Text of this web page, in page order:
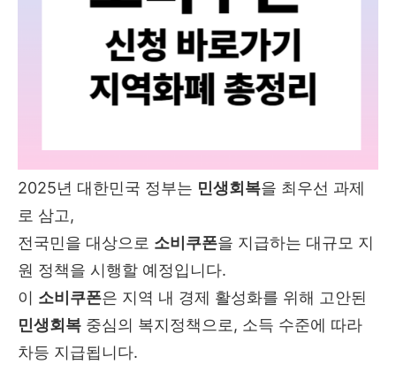
2025년 대한민국 정부는 민생회복을 최우선 과제
로 삼고,
전국민을 대상으로 소비쿠폰을 지급하는 대규모 지
원 정책을 시행할 예정입니다.
이 소비쿠폰은 지역 내 경제 활성화를 위해 고안된
민생회복 중심의 복지정책으로, 소득 수준에 따라
차등 지급됩니다.